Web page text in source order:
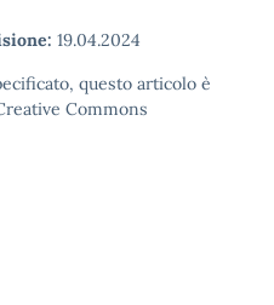
19.04.2024
questo articolo è
Commons